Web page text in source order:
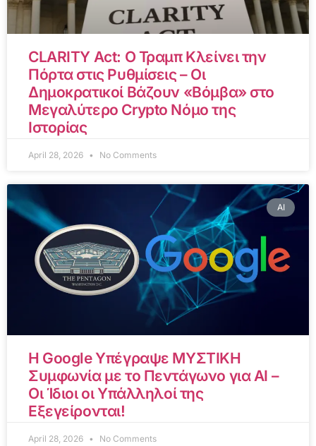
CLARITY Act: Ο Τραμπ Κλείνει την
Πόρτα στις Ρυθμίσεις – Οι
Δημοκρατικοί Βάζουν «Βόμβα» στο
Μεγαλύτερο Crypto Νόμο της
Ιστορίας
April 28, 2026 No Comments
AI
Η Google Υπέγραψε ΜΥΣΤΙΚΗ
Συμφωνία με το Πεντάγωνο για AI –
Οι Ίδιοι οι Υπάλληλοί της
Εξεγείρονται!
April 28, 2026 No Comments